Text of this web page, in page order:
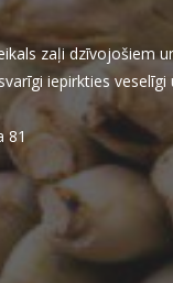
zaļi dzīvojošiem
iepirkties veselīgi
81